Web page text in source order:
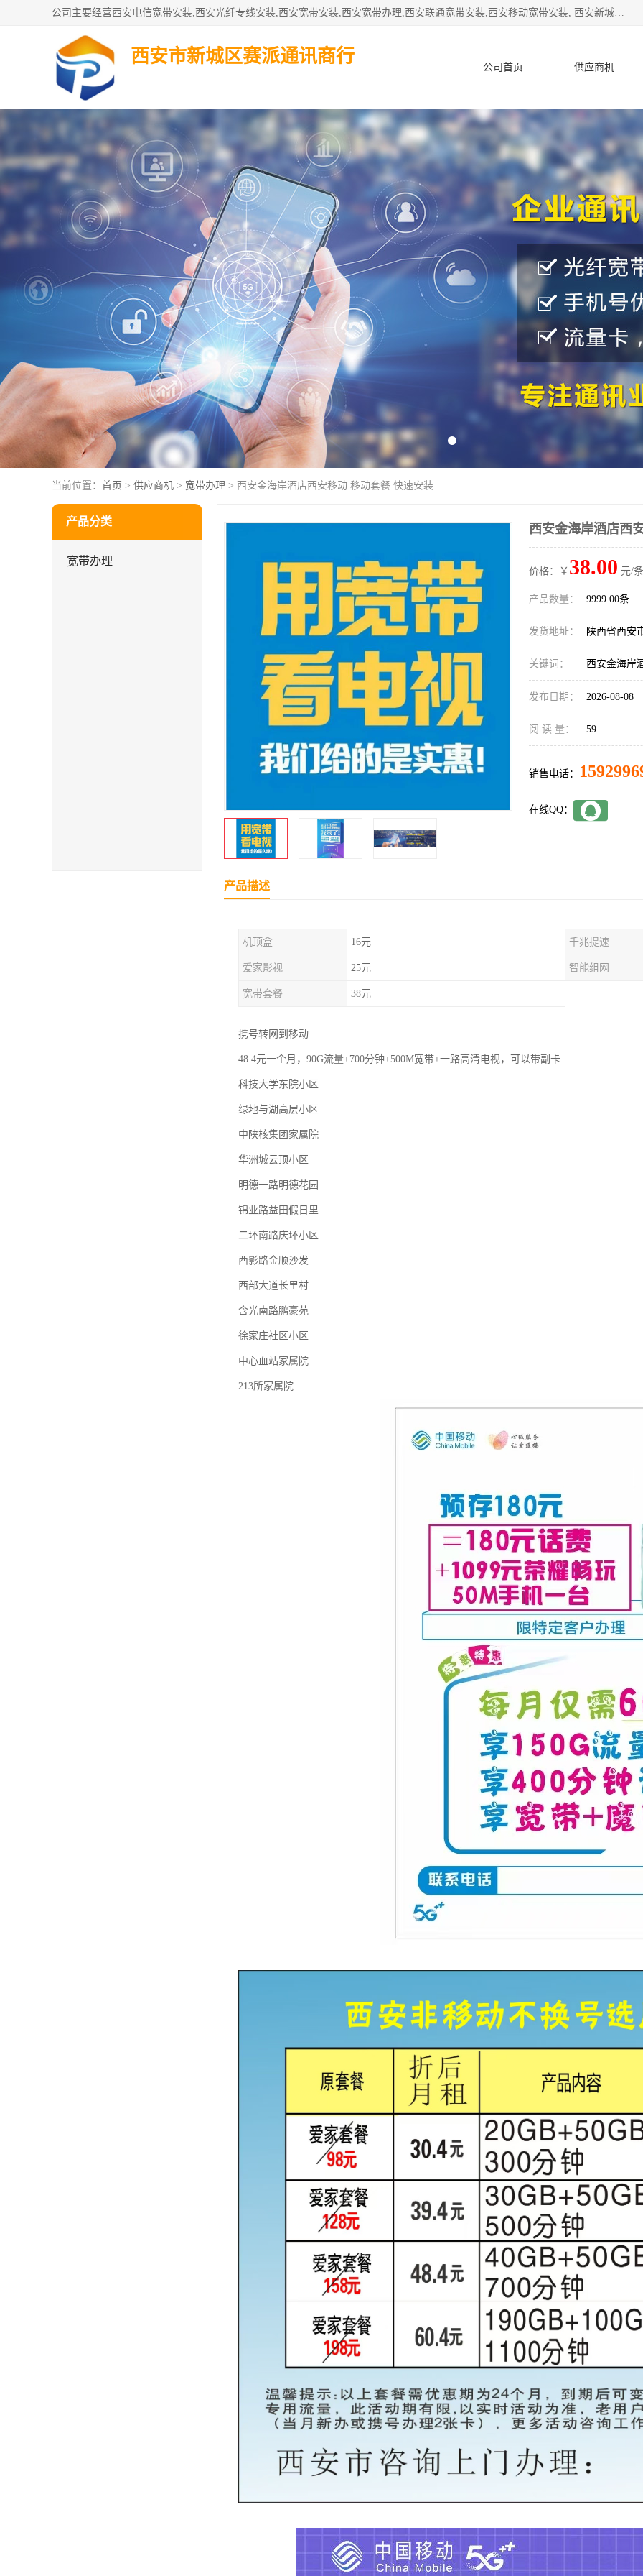
公司主要经营西安电信宽带安装,西安光纤专线安装,西安宽带安装,西安宽带办理,西安联通宽带安装,西安移动宽带安装, 西安新城赛派通讯商行从事西安地区的联通，移动，电信宽带安装，光纤专线安装，宽带办理等业务
西安市新城区赛派通讯商行
公司首页 供应商机
产品知识 客户案例
当前位置： 首页 > 供应商机 > 宽带办理 > 西安金海岸酒店西安移动 移动套餐 快速安装
产品分类
宽带办理
西安金海岸酒店西
价格：￥ 38.00 元/
产品数量： 9999.00条
发货地址： 陕西省西安
关键词： 西安金海岸
发布日期： 2026-08-08
阅 读 量： 59
销售电话：
在线QQ：
产品描述
机顶盒 16元 千兆提速
爱家影视 25元 智能组网
宽带套餐 38元
携号转网到移动
48.4元一个月，90G流量+700分钟+500M宽带+一路高清电视，可以带副卡
科技大学东院小区
绿地与湖高层小区
中陕核集团家属院
华洲城云顶小区
明德一路明德花园
锦业路益田假日里
二环南路庆环小区
西影路金顺沙发
西部大道长里村
含光南路鹏豪苑
徐家庄社区小区
中心血站家属院
213所家属院